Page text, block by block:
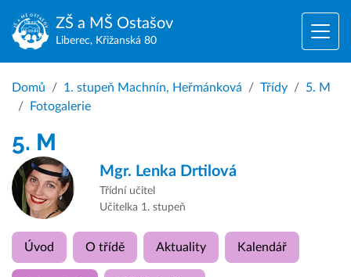
ZŠ a MŠ Ostašov
Liberec, Křižanská 80
Domů 1. stupeň Machnín, Heřmánková Třídy
5. M
Fotogalerie
5. M
Mgr. Lenka Drtilová
Třídní učitel
Učitelka 1. stupeň
Úvod O třídě Aktuality Kalendář